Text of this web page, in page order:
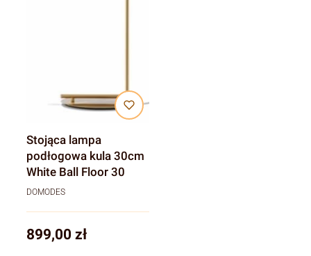
Stojąca lampa
podłogowa kula 30cm
White Ball Floor 30
DOMODES
Cena
899,00 zł